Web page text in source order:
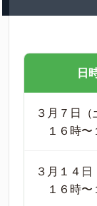
日
３月７日（
１６時〜
３月１４日
１６時〜